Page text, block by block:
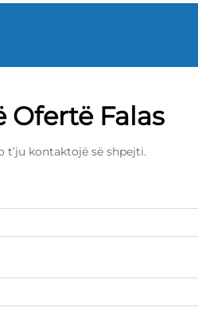
Ofertë Falas
t’ju kontaktojë së shpejti.